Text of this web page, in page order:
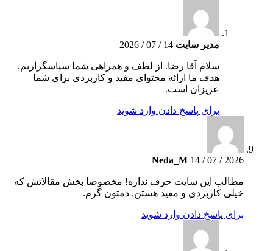
مدیر سایت 14 / 07 / 2026
سلام آقا رضا. از لطف و همراهی شما سپاسگزاریم.
هدف ما ارائه محتوای مفید و کاربردی برای شما
عزیزان است.
برای پاسخ دادن وارد شوید
Neda_M 14 / 07 / 2026
مطالب این سایت حرف نداره! مخصوصا بخش مقالاتش که
خیلی کاربردی و مفید هستن. دمتون گرم.
برای پاسخ دادن وارد شوید